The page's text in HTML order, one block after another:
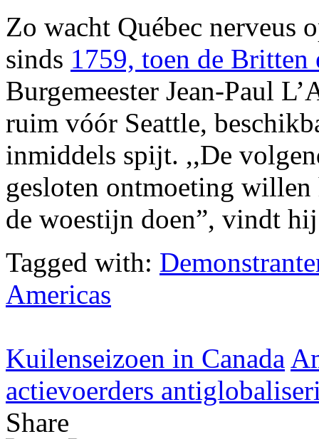
Zo wacht Québec nerveus
sinds 1759, toen de Britten
Burgemeester Jean-Paul
ruim vóór Seattle,
inmiddels spijt. ,,De
gesloten ontmoeting willen
de woestijn doen”, vindt
Tagged with:
Americas
Kuilenseizoen in Canada
actievoerders
Share